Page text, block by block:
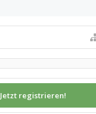
Jetzt registrieren!